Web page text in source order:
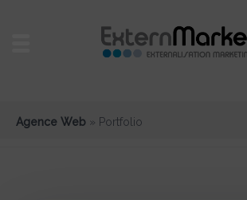
Agence Web » Portfolio